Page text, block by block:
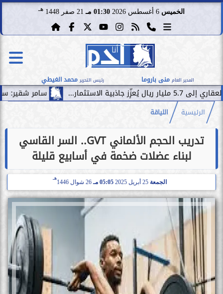
الخميس 01:30 مـ 21 صفر 1448 هـ
المدير العام منى باروما رئيس التحرير محمد الغيطي
سامر شقير: سقوط صفقة
الرئيسية اللياقة
تدريب الحجم الألماني GVT.. السر القاسي
لبناء عضلات ضخمة في أسابيع قليلة
الجمعة 25 أبريل 2025 05:05 مـ 26 شوال 1446
هـ